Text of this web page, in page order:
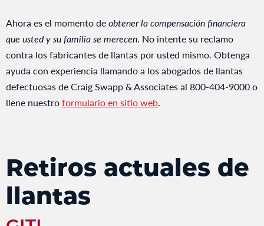
Ahora es el momento deobtener la compensación financiera
que usted y su familia se merecen. No intente su reclamo
contra los fabricantes de llantas por usted mismo. Obtenga
ayuda con experiencia llamando a los abogados de llantas
defectuosas de Craig Swapp & Associates al 800-404-9000 o
llene nuestroformulario en sitio web.
Retiros actuales de
llantas